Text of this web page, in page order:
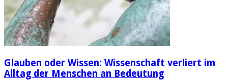
Glauben oder Wissen: Wissenschaft verliert im
Alltag der Menschen an Bedeutung